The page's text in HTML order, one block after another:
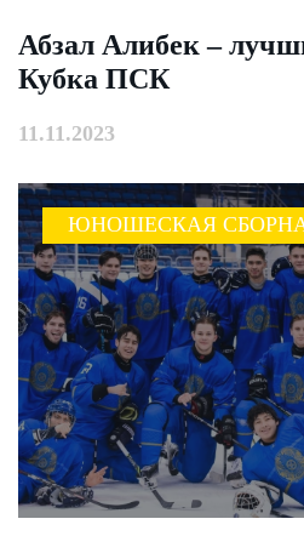
Абзал Алибек –
Кубка ПСК
11.11.2023
ЮНОШЕСКАЯ